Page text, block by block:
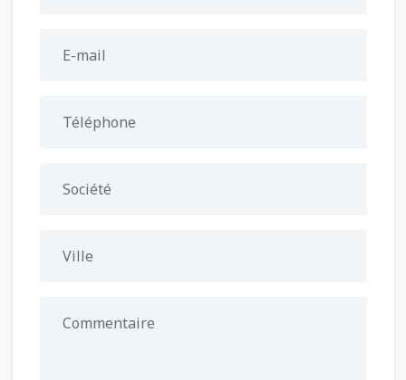
E-mail
Téléphone
Société
Ville
Commentaire